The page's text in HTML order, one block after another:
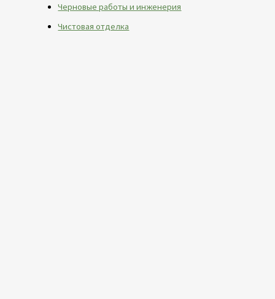
Черновые работы и инженерия
Чистовая отделка